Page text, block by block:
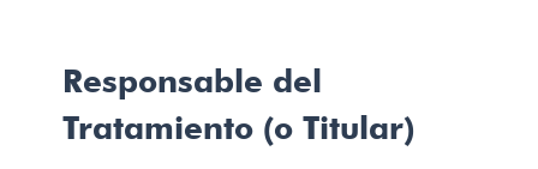
Responsable del
Tratamiento (o Titular)